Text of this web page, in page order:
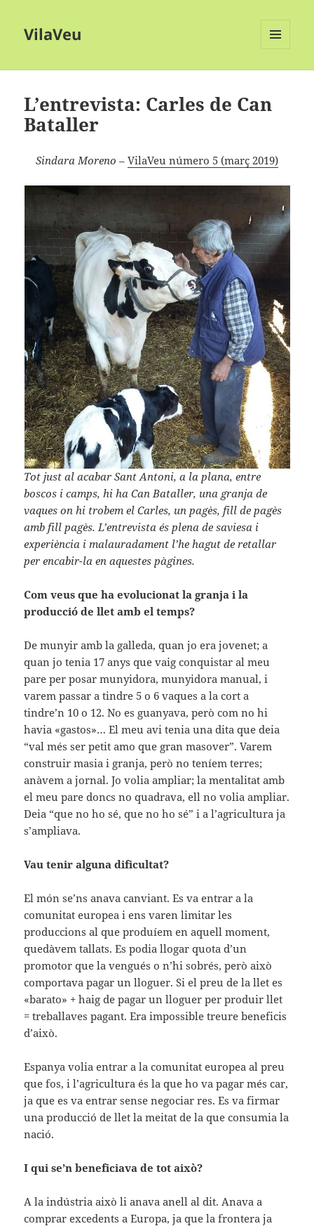
VilaVeu
L’entrevista: Carles de Can
Bataller
Sindara Moreno – VilaVeu número 5 (març 2019)
Tot just al acabar Sant Antoni, a la plana, entre
boscos i camps, hi ha Can Bataller, una granja de
vaques on hi trobem el Carles, un pagès, fill de pagès
amb fill pagès. L’entrevista és plena de saviesa i
experiència i malauradament l’he hagut de retallar
per encabir-la en aquestes pàgines.
Com veus que ha evolucionat la granja i la
producció de llet amb el temps?
De munyir amb la galleda, quan jo era jovenet; a
quan jo tenia 17 anys que vaig conquistar al meu
pare per posar munyidora, munyidora manual, i
varem passar a tindre 5 o 6 vaques a la cort a
tindre’n 10 o 12. No es guanyava, però com no hi
havia «gastos»… El meu avi tenia una dita que deia
“val més ser petit amo que gran masover”. Varem
construir masia i granja, però no teníem terres;
anàvem a jornal. Jo volia ampliar; la mentalitat amb
el meu pare doncs no quadrava, ell no volia ampliar.
Deia “que no ho sé, que no ho sé” i a l’agricultura ja
s’ampliava.
Vau tenir alguna dificultat?
El món se’ns anava canviant. Es va entrar a la
comunitat europea i ens varen limitar les
produccions al que produíem en aquell moment,
quedàvem tallats. Es podia llogar quota d’un
promotor que la vengués o n’hi sobrés, però això
comportava pagar un lloguer. Si el preu de la llet es
«barato» + haig de pagar un lloguer per produir llet
= treballaves pagant. Era impossible treure beneficis
d’això.
Espanya volia entrar a la comunitat europea al preu
que fos, i l’agricultura és la que ho va pagar més car,
ja que es va entrar sense negociar res. Es va firmar
una producció de llet la meitat de la que consumia la
nació.
I qui se’n beneficiava de tot això?
A la indústria això li anava anell al dit. Anava a
comprar excedents a Europa, ja que la frontera ja